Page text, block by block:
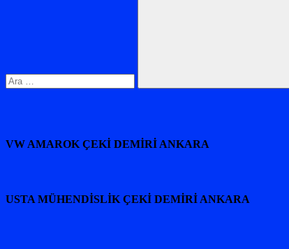
Ara
VW AMAROK ÇEKİ DEMİRİ ANKARA
USTA MÜHENDİSLİK ÇEKİ DEMİRİ ANKARA